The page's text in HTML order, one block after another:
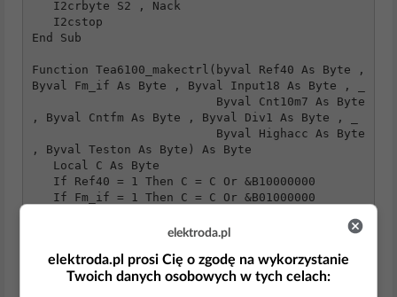
End Sub
Function Tea6100_makectrl(byval Ref40 As Byte ,
Byval Fm_if As Byte , Byval Input18 As Byte , _
, Byval Cntfm As Byte , Byval Div1 As Byte , _
, Byval Teston As Byte) As Byte
   If Div1 = 1 Then C = C Or &B00000100
elektroda.pl
elektroda.pl prosi Cię o zgodę na wykorzystanie
Twoich danych osobowych w tych celach: